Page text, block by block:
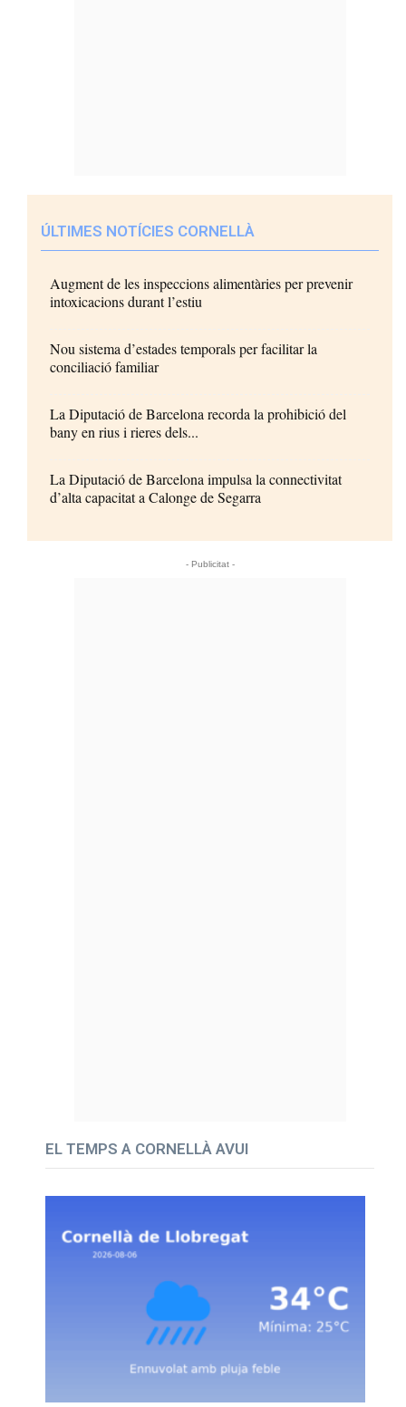
ÚLTIMES NOTÍCIES CORNELLÀ
Augment de les inspeccions alimentàries per prevenir
intoxicacions durant l’estiu
Nou sistema d’estades temporals per facilitar la
conciliació familiar
La Diputació de Barcelona recorda la prohibició del
bany en rius i rieres dels...
La Diputació de Barcelona impulsa la connectivitat
d’alta capacitat a Calonge de Segarra
- Publicitat -
EL TEMPS A CORNELLÀ AVUI